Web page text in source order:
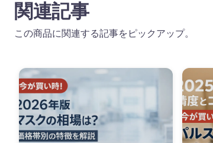
関連記事
この商品に関連する記事をピックアップ。